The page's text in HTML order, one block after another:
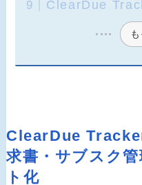
ClearDue
ClearDue
求書・サブスク
ト化